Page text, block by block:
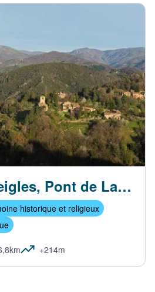
Autour de Nieigles, Pont de Labeaume
historique et religieux
+214m